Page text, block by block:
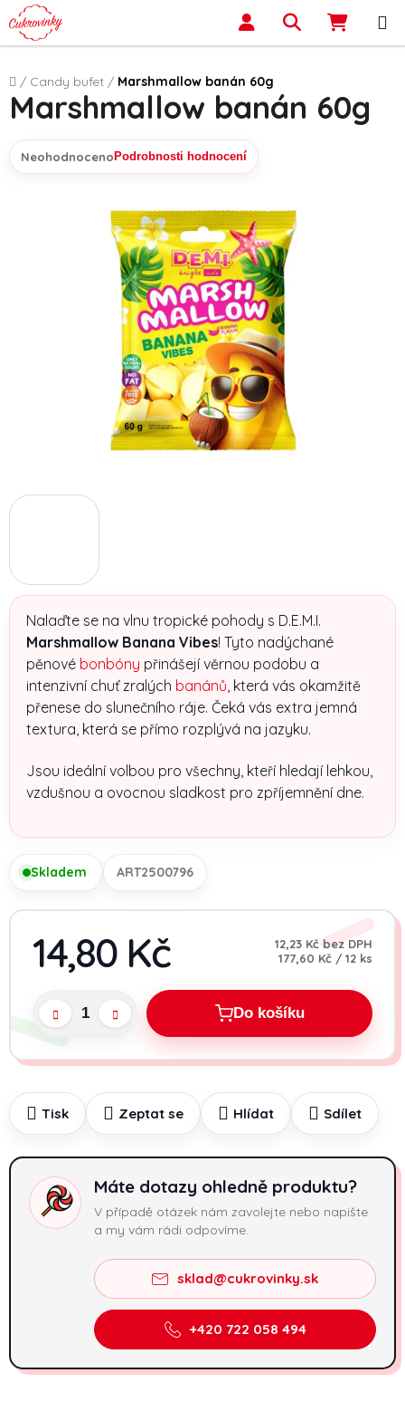
Přejít na obsah Hledat
Domů
/ Candy bufet / Marshmallow banán 60g
Nalaďte se na vlnu tropické pohody s D.E.M.I.
Marshmallow Banana Vibes! Tyto nadýchané
pěnové bonbóny přinášejí věrnou podobu a
intenzivní chuť zralých banánů , která vás okamžitě
přenese do slunečního ráje. Čeká vás extra jemná
textura, která se přímo rozplývá na jazyku.
Jsou ideální volbou pro všechny, kteří hledají lehkou,
vzdušnou a ovocnou sladkost pro zpříjemnění dne.
Skladem ART2500796
14,80 Kč
12,23 Kč bez DPH
Měrná cena:
177,60 Kč / 12 ks
Do košíku
Tisk Zeptat se Hlídat Sdílet
Máte dotazy ohledně produktu?
V případě otázek nám zavolejte nebo napište
a my vám rádi odpovíme.
sklad@cukrovinky.sk
+420 722 058 494
Marshmallow banán 60g
Průměrné hodnocení produktu je 0,0 z 5 hvězdiček.
Neohodnoceno Podrobnosti hodnocení